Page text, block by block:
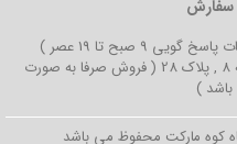
سفارش
نشانی: ارومیه , خیابان هدایت , کوچه 8 , پلاک 28 ( فروش صرفا به صورت
باشد )
کوه مارکت محفوظ می باشد